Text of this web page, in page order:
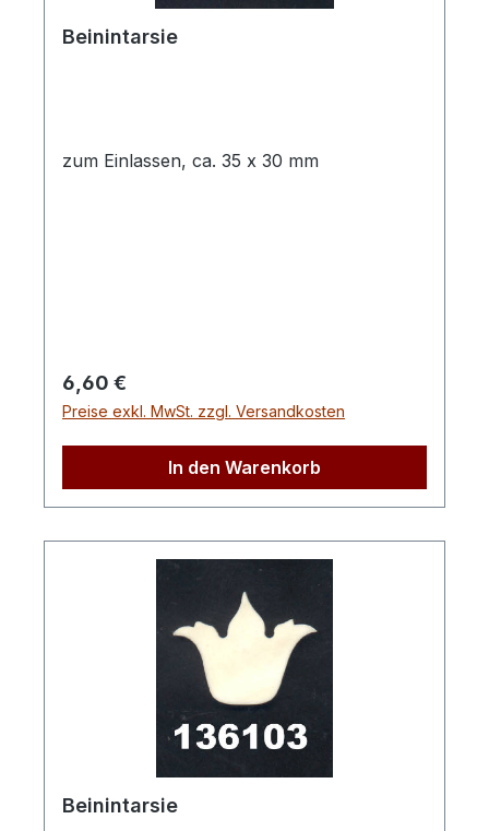
Beinintarsie
zum Einlassen, ca. 35 x 30 mm
Regulärer Preis:
6,60 €
Preise exkl. MwSt. zzgl. Versandkosten
In den Warenkorb
Beinintarsie